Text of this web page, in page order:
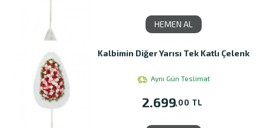
HEMEN AL
Kalbimin Diğer Yarısı Tek Katlı Çelenk
Aynı Gün Teslimat
2.699,00 TL